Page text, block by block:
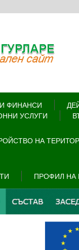
ФИНАНСИ
УСЛУГИ
НА
ПРОФИЛ НА